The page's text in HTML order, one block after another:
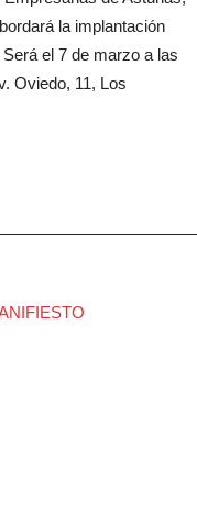
la implantación
el 7 de marzo a las
Oviedo, 11, Los